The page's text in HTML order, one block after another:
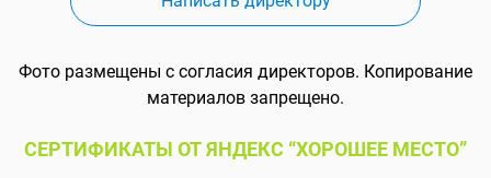
Фото размещены с согласия директоров. Копирование
материалов запрещено.
СЕРТИФИКАТЫ ОТ ЯНДЕКС “ХОРОШЕЕ МЕСТО”